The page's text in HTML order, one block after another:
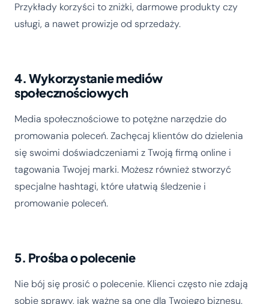
Przykłady korzyści to zniżki, darmowe produkty czy
usługi, a nawet prowizje od sprzedaży.
4. Wykorzystanie mediów
społecznościowych
Media społecznościowe to potężne narzędzie do
promowania poleceń. Zachęcaj klientów do dzielenia
się swoimi doświadczeniami z Twoją firmą online i
tagowania Twojej marki. Możesz również stworzyć
specjalne hashtagi, które ułatwią śledzenie i
promowanie poleceń.
5. Prośba o polecenie
Nie bój się prosić o polecenie. Klienci często nie zdają
sobie sprawy, jak ważne są one dla Twojego biznesu.